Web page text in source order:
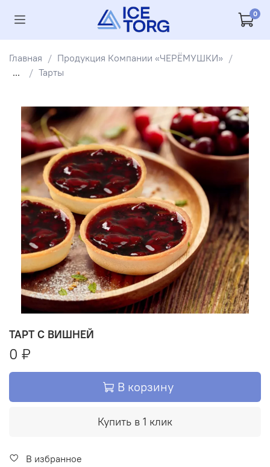
0
Главная
Продукция Компании «ЧЕРЁМУШКИ»
...
Тарты
ТАРТ С ВИШНЕЙ
0 ₽
В корзину
Купить в 1 клик
В избранное